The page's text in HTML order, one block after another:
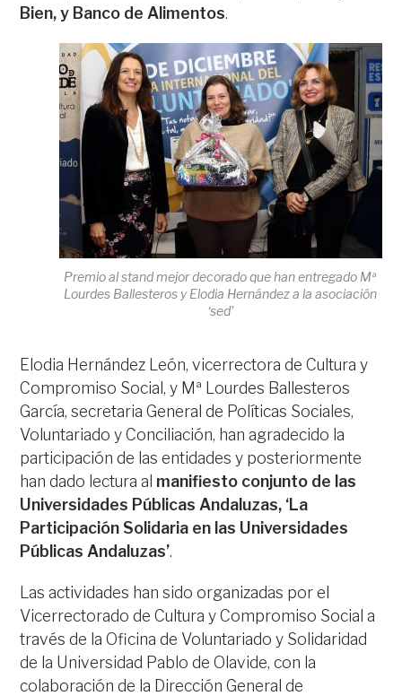
Bien, y Banco de Alimentos.
Premio al stand mejor decorado que han entregado Mª
Lourdes Ballesteros y Elodia Hernández a la asociación
‘sed’
Elodia Hernández León, vicerrectora de Cultura y
Compromiso Social, y Mª Lourdes Ballesteros
García, secretaria General de Políticas Sociales,
Voluntariado y Conciliación, han agradecido la
participación de las entidades y posteriormente
han dado lectura al manifiesto conjunto de las
Universidades Públicas Andaluzas, ‘La
Participación Solidaria en las Universidades
Públicas Andaluzas’.
Las actividades han sido organizadas por el
Vicerrectorado de Cultura y Compromiso Social a
través de la Oficina de Voluntariado y Solidaridad
de la Universidad Pablo de Olavide, con la
colaboración de la Dirección General de